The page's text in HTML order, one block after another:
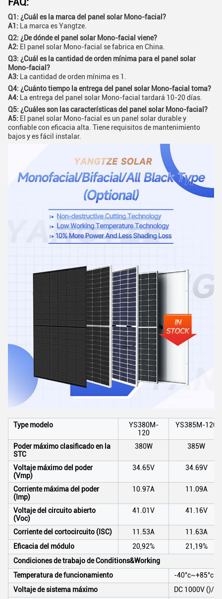
Q1: ¿Cuál es la marca del panel solar Mono-facial?
A1: La marca es Yangtze.
Q2: ¿De dónde el panel solar Mono-facial viene?
A2: El panel solar Mono-facial se fabrica en China.
Q3: ¿Cuál es la cantidad de orden mínima para el panel solar
Mono-facial?
A3: La cantidad de orden mínima es 1.
Q4: ¿Cuánto tiempo la entrega del panel solar Mono-facial toma?
A4:
La entrega del panel solar Mono-facial tardará 10-20 días.
Q5: ¿Cuáles son las características del panel solar Mono-facial?
A5: El panel solar Mono-facial es un panel solar durable y
confiable con eficacia alta. Tiene requisitos de mantenimiento
bajos y es fácil instalar.
Type modelo
YS380M-
120
YS385M-120
Poder máximo clasificado en la
STC
380W 385W
Voltaje máximo del poder
(Vmp)
34.65V 34.69V
Corriente máxima del poder
(Imp)
10.97A 11.09A
Voltaje del circuito abierto
(Voc)
41.01V 41.16V
Corriente del cortocircuito (ISC) 11.53A
11.63A
Eficacia del módulo
20,92%
21,19%
Condiciones de trabajo de Conditions&Working
Temperatura de funcionamiento
-40°c~+85°c
Voltaje de sistema máximo
DC 1000V ()/